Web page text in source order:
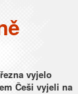
vyjelo
Češi vyjeli na